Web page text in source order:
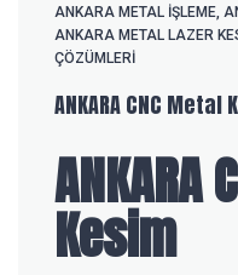
ANKARA METAL IŞLEME
ANKARA METAL LAZER
ÇÖZÜMLERI
ANKARA CNC Metal
ANKARA
Kesim